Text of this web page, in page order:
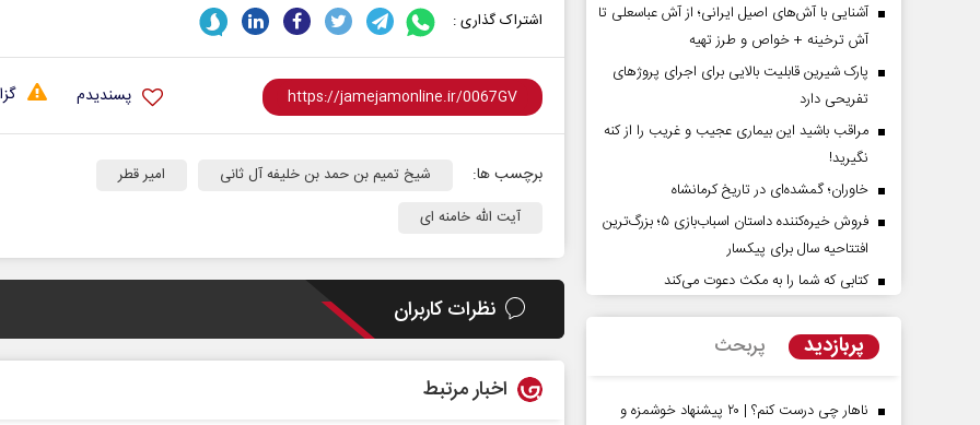
اشتراک گذاری :
پسندیدم
برچسب ها: شیخ تمیم بن حمد بن خلیفه آل ثانی
امیر قطر
آیت الله خامنه ای
نظرات کاربران
اخبار مرتبط
آشنایی با آش‌های اصیل ایرانی؛ از آش عباسعلی تا
آش ترخینه + خواص و طرز تهیه
پارک شیرین قابلیت‌ بالایی برای اجرای پروژهای
تفریحی دارد
مراقب باشید این بیماری عجیب و غریب را از کنه
نگیرید!
خاوران؛ گمشده‌ای در تاریخ کرمانشاه
فروش خیره‌کننده داستان اسباب‌بازی ۵؛ بزرگ‌ترین
افتتاحیه سال برای پیکسار
کتابی که شما را به مکث دعوت می‌کند
پربازدید پربحث
ناهار چی درست کنم؟ | ۲۰ پیشنهاد خوشمزه و
حقیقتِ آرامش‌ بخش روز روایتگران حقیقت
دکتر حسین قرایی - مدیر کل روابط عمومی
رسانه ملی
ادامه جنگ برای آمریکا یعنی
شکست مفتضحانه
دکتر محمد باقر خرمشاد - استاد دانشگاه
رسانه
دکتر مراد عنادی -